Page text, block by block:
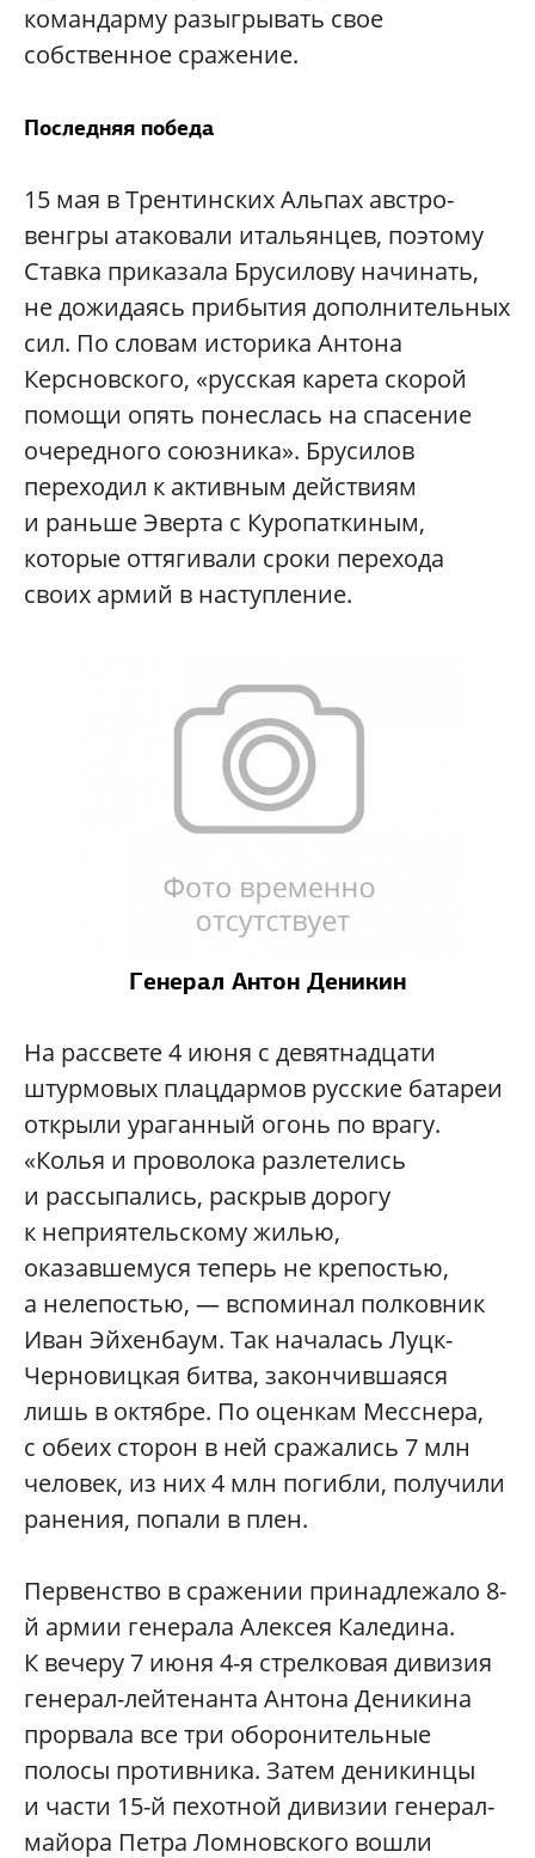
командарму разыгрывать свое
собственное сражение.
Последняя победа
15 мая в Трентинских Альпах австро-
венгры атаковали итальянцев, поэтому
Ставка приказала Брусилову начинать,
не дожидаясь прибытия дополнительных
сил. По словам историка Антона
Керсновского, «русская карета скорой
помощи опять понеслась на спасение
очередного союзника». Брусилов
переходил к активным действиям
и раньше Эверта с Куропаткиным,
которые оттягивали сроки перехода
своих армий в наступление.
Генерал Антон Деникин
На рассвете 4 июня с девятнадцати
штурмовых плацдармов русские батареи
открыли ураганный огонь по врагу.
«Колья и проволока разлетелись
и рассыпались, раскрыв дорогу
к неприятельскому жилью,
оказавшемуся теперь не крепостью,
а нелепостью, — вспоминал полковник
Иван Эйхенбаум. Так началась Луцк-
Черновицкая битва, закончившаяся
лишь в октябре. По оценкам Месснера,
с обеих сторон в ней сражались 7 млн
человек, из них 4 млн погибли, получили
ранения, попали в плен.
Первенство в сражении принадлежало 8-
й армии генерала Алексея Каледина.
К вечеру 7 июня 4-я стрелковая дивизия
генерал-лейтенанта Антона Деникина
прорвала все три оборонительные
полосы противника. Затем деникинцы
и части 15-й пехотной дивизии генерал-
майора Петра Ломновского вошли